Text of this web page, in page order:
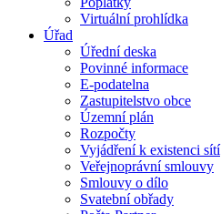
Virtuální prohlídka
Úřad
Úřední deska
Povinné informace
E-podatelna
Zastupitelstvo obce
Územní plán
Rozpočty
Vyjádření k existenci sítí
Veřejnoprávní smlouvy
Smlouvy o dílo
Svatební obřady